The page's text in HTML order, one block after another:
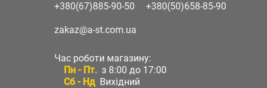
+380(67)885-90-50 +380(50)658-85-90
zakaz@a-st.com.ua
Час роботи магазину:
Пн - Пт. з 8:00 до 17:00
Сб - Нд Вихідний